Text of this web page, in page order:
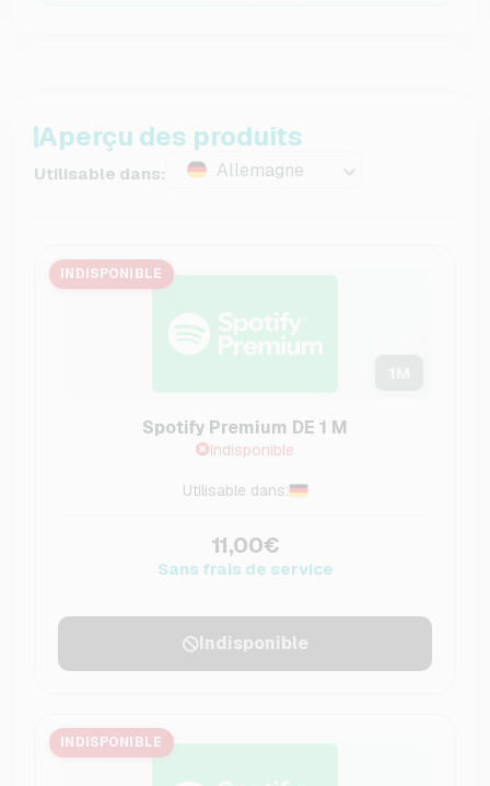
Aperçu des produits
Utilisable dans: Allemagne
INDISPONIBLE
Spotify Premium DE 1 M
Indisponible
Utilisable dans:
11,00€
Sans frais de service
Indisponible
INDISPONIBLE